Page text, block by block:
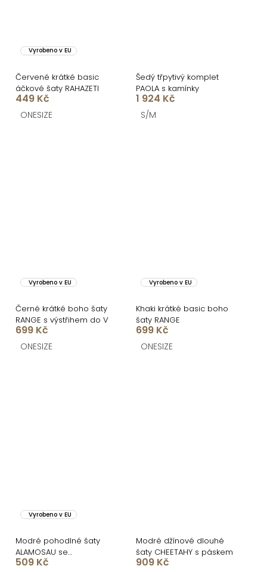
Vyrobeno v EU
Červené krátké basic
áčkové šaty RAHAZETI
449 Kč
ONESIZE
Šedý třpytivý komplet
PAOLA s kamínky
1 924 Kč
S/M
Vyrobeno v EU
Černé krátké boho šaty
RANGE s výstřihem do V
699 Kč
ONESIZE
Vyrobeno v EU
Khaki krátké basic boho
šaty RANGE
699 Kč
ONESIZE
Vyrobeno v EU
Modré pohodlné šaty
ALAMOSAU se
zavazováním
509 Kč
Modré džínové dlouhé
šaty CHEETAHY s páskem
909 Kč